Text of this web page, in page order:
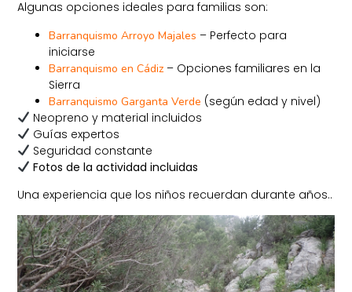
Algunas opciones ideales para familias son:
Barranquismo Arroyo Majales – Perfecto para
iniciarse
Barranquismo en Cádiz – Opciones familiares en la
Sierra
Barranquismo Garganta Verde (según edad y nivel)
Neopreno y material incluidos
Guías expertos
Seguridad constante
Fotos de la actividad incluidas
Una experiencia que los niños recuerdan durante años..